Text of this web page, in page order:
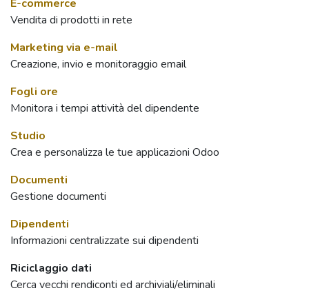
E-commerce
Vendita di prodotti in rete
Marketing via e-mail
Creazione, invio e monitoraggio email
Fogli ore
Monitora i tempi attività del dipendente
Studio
Crea e personalizza le tue applicazioni Odoo
Documenti
Gestione documenti
Dipendenti
Informazioni centralizzate sui dipendenti
Riciclaggio dati
Cerca vecchi rendiconti ed archiviali/eliminali